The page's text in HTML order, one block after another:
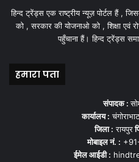
हिन्द ट्रेंड्स एक राष्ट्रीय न्यूज़ पोर्टल हैं ,
को , सरकार की योजनाओ को , शिक्षा एवं
पहुँचाना हैं। हिन्द ट्रेंड्स
हमारा पता
संपादक :
कार्यालय :
जिला : रायपुर
मोबाइल नं. :
ईमेल आईडी :